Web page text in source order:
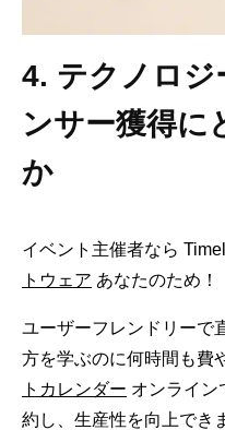
4. テクノロジ
ンサー獲得に
か
イベント主催者なら
トウェア あなたのため！
ユーザーフレンドリーで
方を学ぶのに何時間も費
トカレンダー オンライン
約し、生産性を向上でき